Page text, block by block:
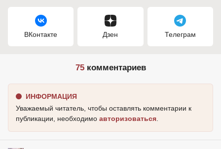
ВКонтакте Дзен Телеграм
75комментариев
ИНФОРМАЦИЯ
Уважаемый читатель, чтобы оставлять комментарии к
публикации, необходимо авторизоваться